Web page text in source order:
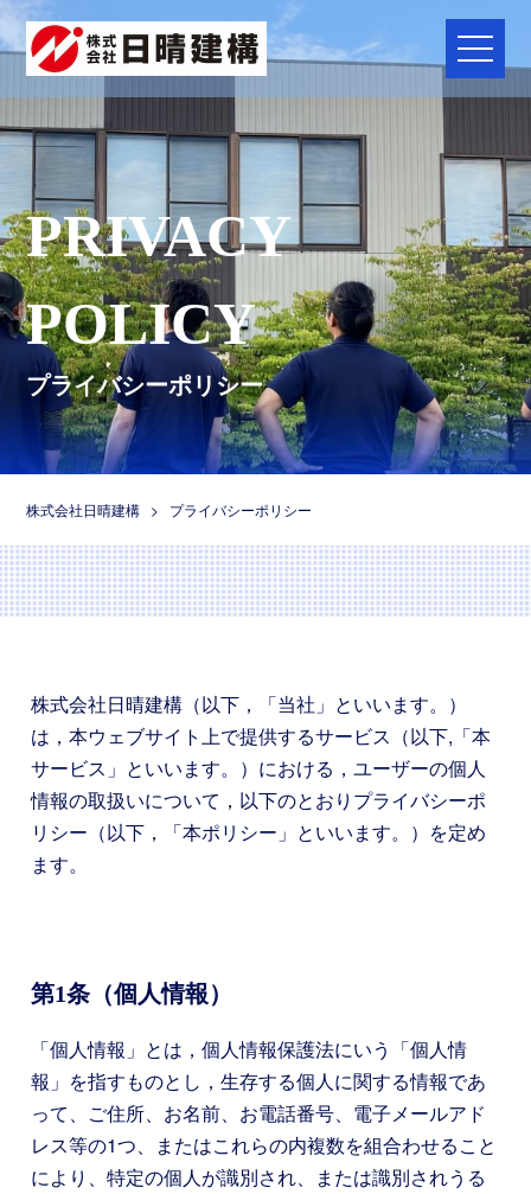
メニ
PRIVACY
POLICY
プライバシーポリシー
株式会社日晴建構 > プライバシーポリシー
株式会社日晴建構（以下，「当社」といいます。）
は，本ウェブサイト上で提供するサービス（以下,「本
サービス」といいます。）における，ユーザーの個人
情報の取扱いについて，以下のとおりプライバシーポ
リシー（以下，「本ポリシー」といいます。）を定め
ます。
第1条（個人情報）
「個人情報」とは，個人情報保護法にいう「個人情
報」を指すものとし，生存する個人に関する情報であ
って、ご住所、お名前、お電話番号、電子メールアド
レス等の1つ、またはこれらの内複数を組合わせること
により、特定の個人が識別され、または識別されうる